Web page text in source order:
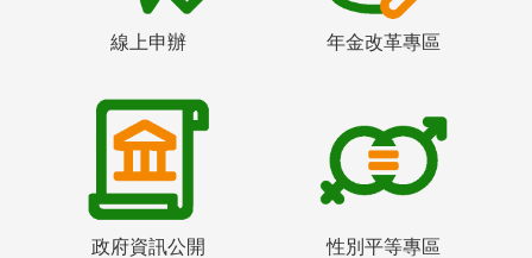
線上申辦 年金改革專區
政府資訊公開 性別平等專區